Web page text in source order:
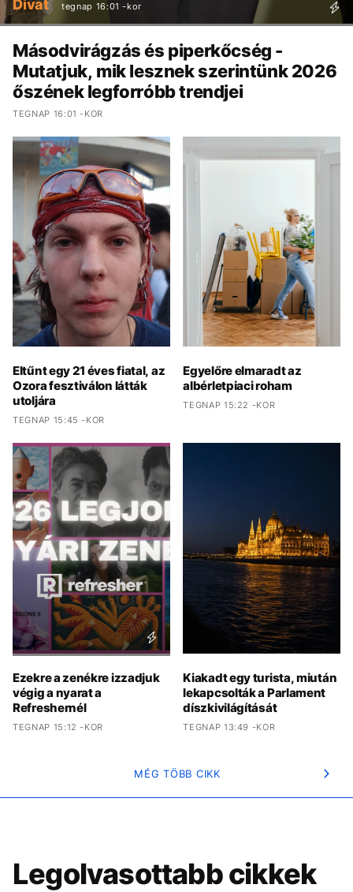
Divat tegnap 16:01 -kor
Másodvirágzás és piperkőcség -
Mutatjuk, mik lesznek szerintünk 2026
őszének legforróbb trendjei
TEGNAP 16:01 -KOR
Eltűnt egy 21 éves fiatal, az
Ozora fesztiválon látták
utoljára
TEGNAP 15:45 -KOR
Egyelőre elmaradt az
albérletpiaci roham
TEGNAP 15:22 -KOR
Ezekre a zenékre izzadjuk
végig a nyarat a
Refreshernél
TEGNAP 15:12 -KOR
Kiakadt egy turista, miután
lekapcsolták a Parlament
díszkivilágítását
TEGNAP 13:49 -KOR
MÉG TÖBB CIKK
Legolvasottabb cikkek